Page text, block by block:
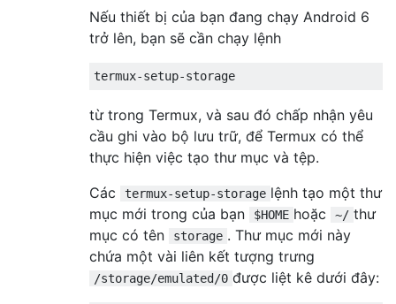
Nếu thiết bị của bạn đang chạy Android 6
trở lên, bạn sẽ cần chạy lệnh
từ trong Termux, và sau đó chấp nhận yêu
cầu ghi vào bộ lưu trữ, để Termux có thể
thực hiện việc tạo thư mục và tệp.
Các
termux-setup-storage lệnh tạo một thư
mục mới trong của bạn
$HOME hoặc ~/ thư
mục có tên
storage . Thư mục mới này
chứa một vài liên kết tượng trưng
/storage/emulated/0 được liệt kê dưới đây: